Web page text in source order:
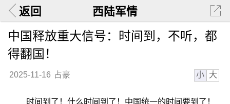
返回 西陆军情
中国释放重大信号：时间到，不听，都
得翻国！
2025-11-16 占豪 小 大
时间到了！什么时间到了！中国统一的时间要到了！